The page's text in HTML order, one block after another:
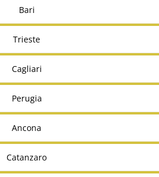
Bari
Trieste
Cagliari
Perugia
Ancona
Catanzaro